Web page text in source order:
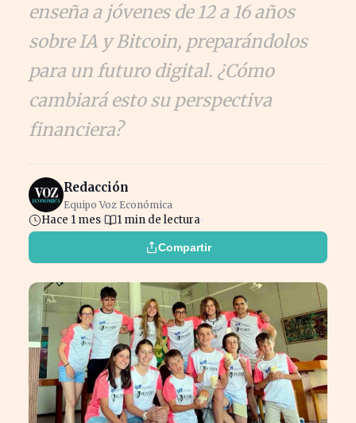
enseña a jóvenes de 12 a 16 años
sobre IA y Bitcoin, preparándolos
para un futuro digital. ¿Cómo
cambiará esto su perspectiva
financiera?
Redacción
Equipo Voz Económica
Hace 1 mes 1 min de lectura
Compartir